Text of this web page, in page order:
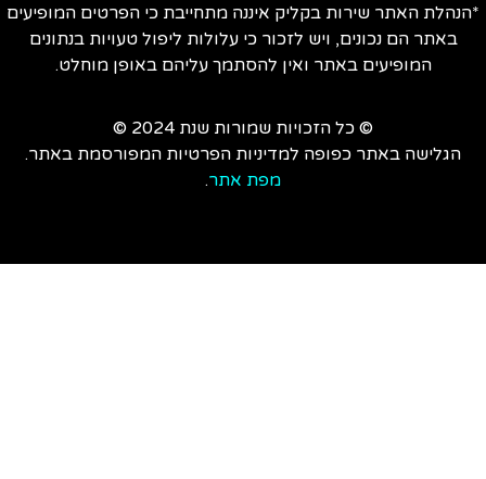
האתר שירות בקליק איננה מתחייבת כי הפרטים המופיעים
באתר הם נכונים, ויש לזכור כי עלולות ליפול טעויות בנתונים
המופיעים באתר ואין להסתמך עליהם באופן מוחלט.
© כל הזכויות שמורות שנת 2024 ©
הגלישה באתר כפופה למדיניות הפרטיות המפורסמת באתר.
מפת אתר.